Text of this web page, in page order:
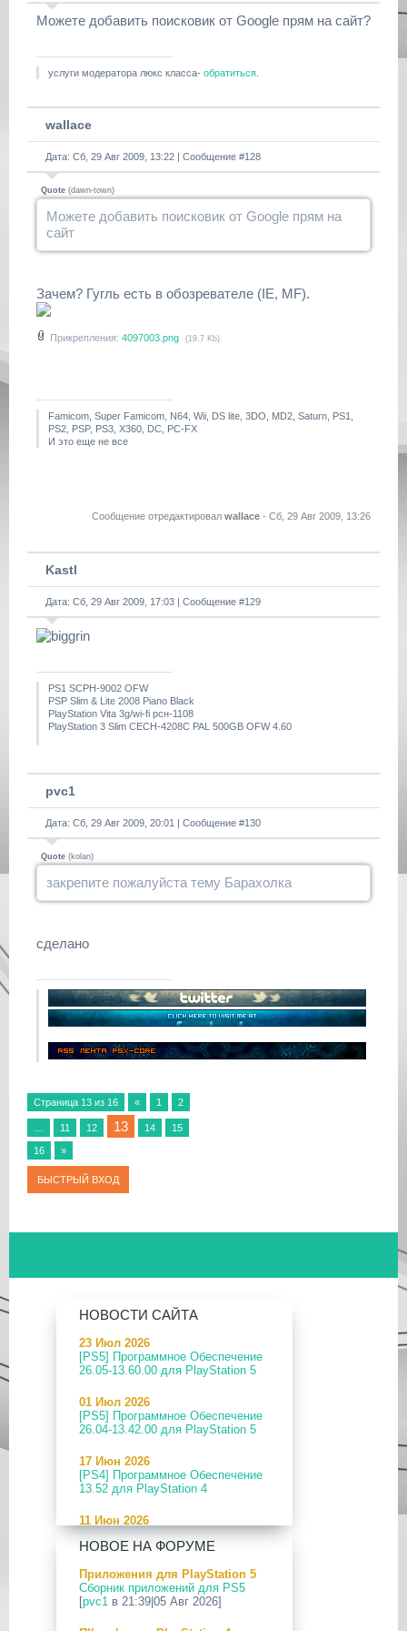
Можете добавить поисковик от Google прям на сайт?
услуги модератора люкс класса- обратиться
wallace
Дата: Сб, 29 Авг 2009, 13:22 | Сообщение #128
Quote (dawn-town)
Можете добавить поисковик от Google прям на
сайт
Зачем? Гугль есть в обозревателе (IE, MF).
Прикрепления: 4097003.png (19.7 Kb)
Famicom, Super Famicom, N64, Wii, DS lite, 3DO, MD2, Saturn, PS1,
PS2, PSP, PS3, X360, DC, PC-FX
И это еще не все
Сообщение отредактировал wallace - Сб, 29 Авг 2009, 13:26
Kastl
Дата: Сб, 29 Авг 2009, 17:03 | Сообщение #129
PS1 SCPH-9002 OFW
PSP Slim & Lite 2008 Piano Black
PlayStation Vita 3g/wi-fi рсн-1108
PlayStation 3 Slim CECH-4208C PAL 500GB OFW 4.60
pvc1
Дата: Сб, 29 Авг 2009, 20:01 | Сообщение #130
Quote (kolan)
закрепите пожалуйста тему Барахолка
сделано
Страница 13 из 16 « 1 2
11 12 13 14 15
16 »
НОВОСТИ САЙТА
23 Июл 2026
[PS5] Программное Обеспечение
26.05-13.60.00 для PlayStation 5
01 Июл 2026
[PS5] Программное Обеспечение
26.04-13.42.00 для PlayStation 5
17 Июн 2026
[PS4] Программное Обеспечение
13.52 для PlayStation 4
11 Июн 2026
[PS5] Программное Обеспечение
26.04-13.40.00 для PlayStation 5
24 Апр 2026
[PS5] Программное Обеспечение
26.03-13.20.00 для PlayStation 5
НОВОЕ НА ФОРУМЕ
Приложения для PlayStation 5
Сборник приложений для PS5
[pvc1 в 21:39|05 Авг 2026]